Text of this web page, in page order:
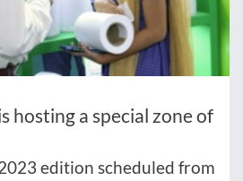
hosting a special zone of
edition scheduled from